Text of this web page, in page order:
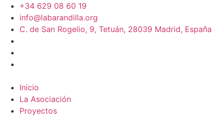
+34 629 08 60 19
info@labarandilla.org
C. de San Rogelio, 9, Tetuán, 28039 Madrid, España
Inicio
La Asociación
Proyectos